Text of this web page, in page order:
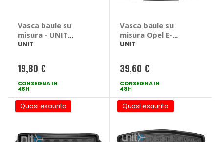
Vasca baule su
misura - UNIT
Renault Zoe
UNIT
19,80 €
CONSEGNA IN
48H
Vasca baule su
misura Opel E-
Corsa F HB Electric
E-Corsa F HB
Electric 2019 >
UNIT
39,60 €
CONSEGNA IN
48H
Quasi esaurito Quasi esaurito